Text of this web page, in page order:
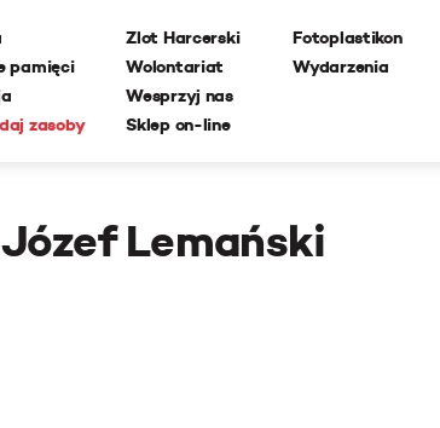
pamięci
zasoby
Zlot Harcerski
Wolontariat
Wesprzyj nas
Sklep on-line
Fotoplastikon
Wydarzenia
Józef Lemański